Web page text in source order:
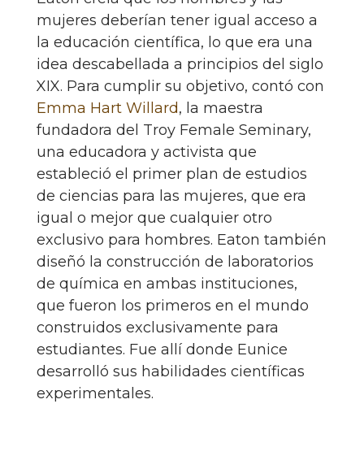
mujeres deberían tener igual acceso a
la educación científica, lo que era una
idea descabellada a principios del siglo
XIX. Para cumplir su objetivo, contó con
Emma Hart Willard, la maestra
fundadora del Troy Female Seminary,
una educadora y activista que
estableció el primer plan de estudios
de ciencias para las mujeres, que era
igual o mejor que cualquier otro
exclusivo para hombres. Eaton también
diseñó la construcción de laboratorios
de química en ambas instituciones,
que fueron los primeros en el mundo
construidos exclusivamente para
estudiantes. Fue allí donde Eunice
desarrolló sus habilidades científicas
experimentales.